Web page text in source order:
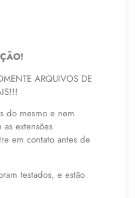
ARQUIVOS DE
do mesmo e nem
extensões
em contato antes de
testados, e estão